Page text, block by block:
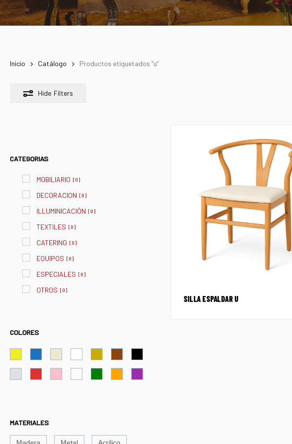
Inicio Catálogo Productos etiquetados “u”
Hide Filters
CATEGORIAS
MOBILIARIO [0]
DECORACION [0]
ILLUMINICACIÓN [0]
TEXTILES [0]
CATERING [0]
EQUIPOS [0]
ESPECIALES [0]
OTROS [0]
COLORES
MATERIALES
SILLA ESPALDAR U